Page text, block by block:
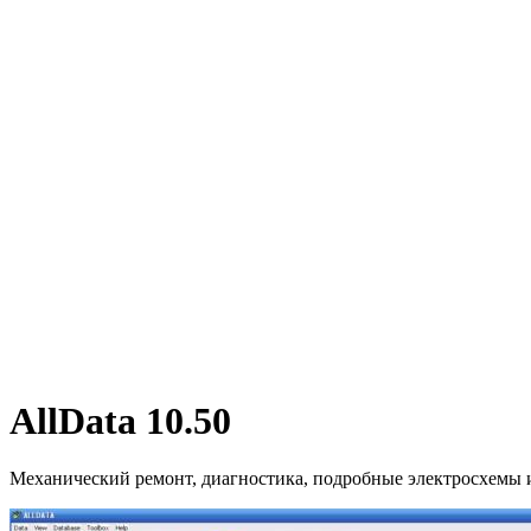
AllData 10.50
Механический ремонт, диагностика, подробные электросхемы